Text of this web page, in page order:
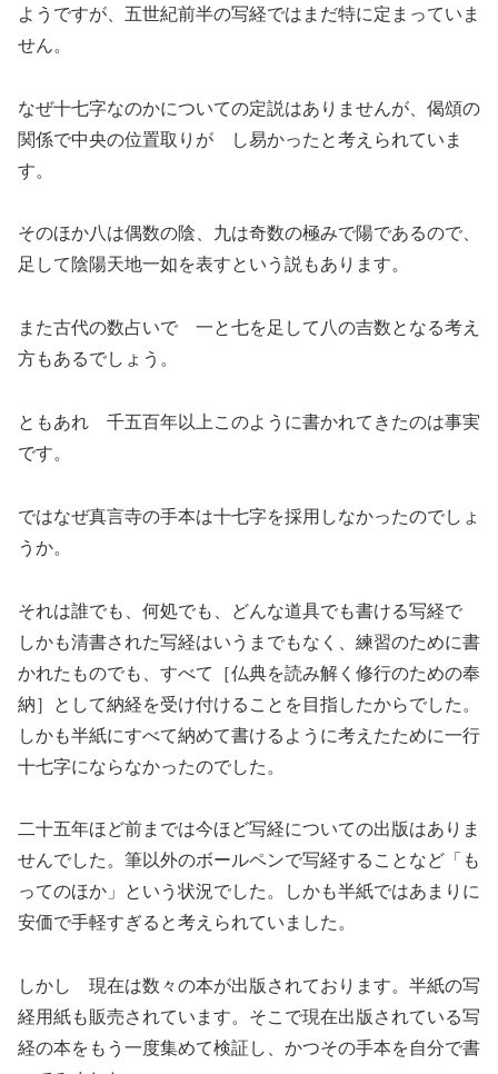
ようですが、五世紀前半の写経ではまだ特に定まっていま
せん。
なぜ十七字なのかについての定説はありませんが、偈頌の
関係で中央の位置取りが し易かったと考えられていま
す。
そのほか八は偶数の陰、九は奇数の極みで陽であるので、
足して陰陽天地一如を表すという説もあります。
また古代の数占いで 一と七を足して八の吉数となる考え
方もあるでしょう。
ともあれ 千五百年以上このように書かれてきたのは事実
です。
ではなぜ真言寺の手本は十七字を採用しなかったのでしょ
うか。
それは誰でも、何処でも、どんな道具でも書ける写経で
しかも清書された写経はいうまでもなく、練習のために書
かれたものでも、すべて［仏典を読み解く修行のための奉
納］として納経を受け付けることを目指したからでした。
しかも半紙にすべて納めて書けるように考えたために一行
十七字にならなかったのでした。
二十五年ほど前までは今ほど写経についての出版はありま
せんでした。筆以外のボールペンで写経することなど「も
ってのほか」という状況でした。しかも半紙ではあまりに
安価で手軽すぎると考えられていました。
しかし 現在は数々の本が出版されております。半紙の写
経用紙も販売されています。そこで現在出版されている写
経の本をもう一度集めて検証し、かつその手本を自分で書